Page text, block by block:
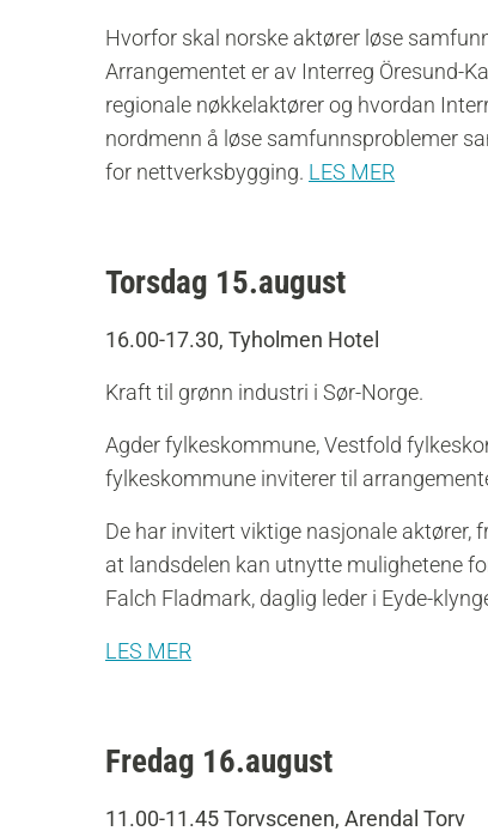
Hvorfor skal norske aktører løse
Arrangementet er av Interreg Öresund-
regionale nøkkelaktører og hvordan
nordmenn å løse samfunnsproblemer
for nettverksbygging. LES MER
Torsdag 15.august
16.00-17.30, Tyholmen Hotel
Kraft til grønn industri i Sør-Norge.
Agder fylkeskommune, Vestfold
fylkeskommune inviterer til
De har invitert viktige nasjonale aktører,
at landsdelen kan utnytte mulighetene
Falch Fladmark, daglig leder i Eyde-
LES MER
Fredag 16.august
11.00-11.45 Torvscenen, Arendal Torv